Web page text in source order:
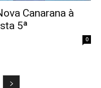
Canarana à
5ª
0